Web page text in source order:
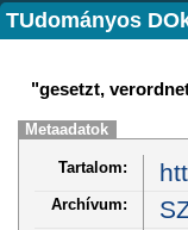
TUdományos
"gesetzt,
Metaadatok
Tartalom:
Archívum: